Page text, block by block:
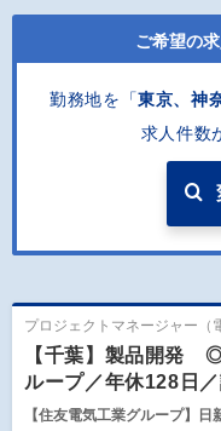
ご希望の
勤務地を「東京、神
求人件数
プロジェクトマネージャー（
【千葉】製品開発
ループ／年休128日
【住友電気工業グループ】